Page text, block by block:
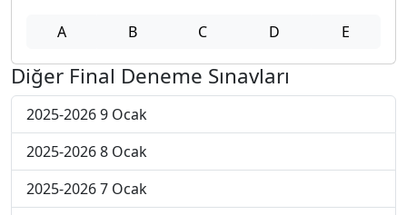
A B C D E
Diğer Final Deneme Sınavları
2025-2026 9 Ocak
2025-2026 8 Ocak
2025-2026 7 Ocak